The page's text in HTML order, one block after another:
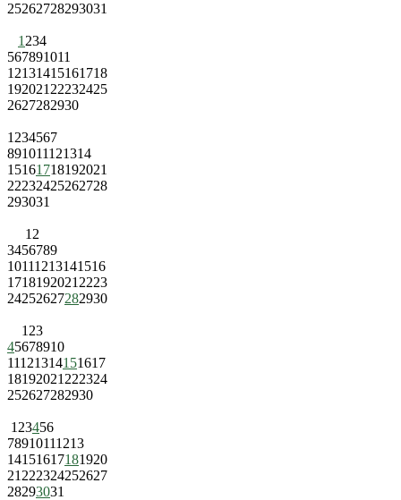
25262728293031
1 234
567891011
12131415161718
192021 22232425
2627282930
1 234567
891011121314
15161718192021
22232425262728
293031
1 2
3456789
10111213141516
1718192021 2223
24252627282930
1 23
45678910
11121314151617
18192021 222324
252627282930
1 23456
78910111213
14151617181920
21 222324252627
28293031